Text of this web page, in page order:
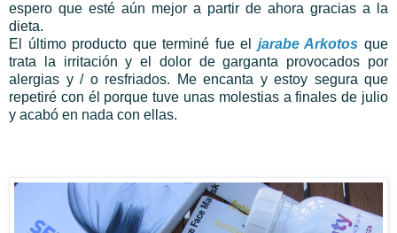
espero que esté aún mejor a partir de ahora gracias a la
dieta.
El último producto que terminé fue el
jarabe Arkotos que
trata la irritación y el dolor de garganta provocados por
alergias y / o resfriados. Me encanta y estoy segura que
repetiré con él porque tuve unas molestias a finales de julio
y acabó en nada con ellas.